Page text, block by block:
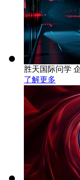
胜天国际问学
了解更多